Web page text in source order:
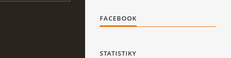
FACEBOOK
STATISTIKY